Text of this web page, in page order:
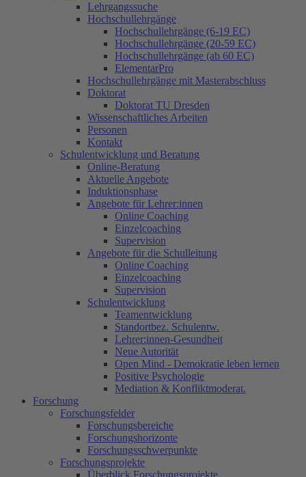
Lehrgangssuche
Hochschullehrgänge
Hochschullehrgänge (6-19 EC)
Hochschullehrgänge (20-59 EC)
Hochschullehrgänge (ab 60 EC)
ElementarPro
Hochschullehrgänge mit Masterabschluss
Doktorat
Doktorat TU Dresden
Wissenschaftliches Arbeiten
Personen
Kontakt
Schulentwicklung und Beratung
Online-Beratung
Aktuelle Angebote
Induktionsphase
Angebote für Lehrer:innen
Online Coaching
Einzelcoaching
Supervision
Angebote für die Schulleitung
Online Coaching
Einzelcoaching
Supervision
Schulentwicklung
Teamentwicklung
Standortbez. Schulentw.
Lehrer:innen-Gesundheit
Neue Autorität
Open Mind - Demokratie leben lernen
Positive Psychologie
Mediation & Konfliktmoderat.
Forschung
Forschungsfelder
Forschungsbereiche
Forschungshorizonte
Forschungsschwerpunkte
Forschungsprojekte